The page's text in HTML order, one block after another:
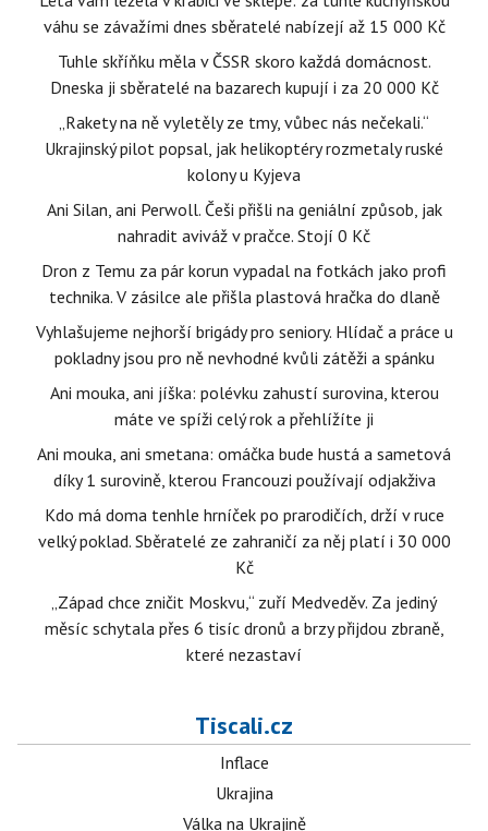
váhu se závažími dnes sběratelé nabízejí až 15 000 Kč
Tuhle skříňku měla v ČSSR skoro každá domácnost.
Dneska ji sběratelé na bazarech kupují i za 20 000 Kč
„Rakety na ně vyletěly ze tmy, vůbec nás nečekali.“
Ukrajinský pilot popsal, jak helikoptéry rozmetaly ruské
kolony u Kyjeva
Ani Silan, ani Perwoll. Češi přišli na geniální způsob, jak
nahradit aviváž v pračce. Stojí 0 Kč
Dron z Temu za pár korun vypadal na fotkách jako profi
technika. V zásilce ale přišla plastová hračka do dlaně
Vyhlašujeme nejhorší brigády pro seniory. Hlídač a práce u
pokladny jsou pro ně nevhodné kvůli zátěži a spánku
Ani mouka, ani jíška: polévku zahustí surovina, kterou
máte ve spíži celý rok a přehlížíte ji
Ani mouka, ani smetana: omáčka bude hustá a sametová
díky 1 surovině, kterou Francouzi používají odjakživa
Kdo má doma tenhle hrníček po prarodičích, drží v ruce
velký poklad. Sběratelé ze zahraničí za něj platí i 30 000
Kč
„Západ chce zničit Moskvu,“ zuří Medveděv. Za jediný
měsíc schytala přes 6 tisíc dronů a brzy přijdou zbraně,
které nezastaví
Tiscali.cz
Inflace
Ukrajina
Válka na Ukrajině